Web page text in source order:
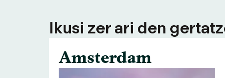
Ikusi zer ari den
Amsterdam